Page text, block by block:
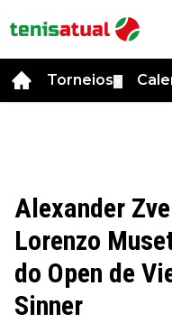
Torneios
Alexander
Lorenzo
do Open de
Sinner